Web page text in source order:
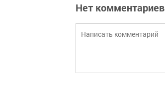
Нет комментариев